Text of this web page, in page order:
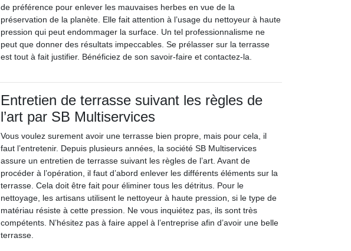
de préférence pour enlever les mauvaises herbes en vue de la
préservation de la planète. Elle fait attention à l’usage du nettoyeur à haute
pression qui peut endommager la surface. Un tel professionnalisme ne
peut que donner des résultats impeccables. Se prélasser sur la terrasse
est tout à fait justifier. Bénéficiez de son savoir-faire et contactez-la.
Entretien de terrasse suivant les règles de
l’art par SB Multiservices
Vous voulez surement avoir une terrasse bien propre, mais pour cela, il
faut l’entretenir. Depuis plusieurs années, la société SB Multiservices
assure un entretien de terrasse suivant les règles de l’art. Avant de
procéder à l’opération, il faut d’abord enlever les différents éléments sur la
terrasse. Cela doit être fait pour éliminer tous les détritus. Pour le
nettoyage, les artisans utilisent le nettoyeur à haute pression, si le type de
matériau résiste à cette pression. Ne vous inquiétez pas, ils sont très
compétents. N’hésitez pas à faire appel à l’entreprise afin d’avoir une belle
terrasse.